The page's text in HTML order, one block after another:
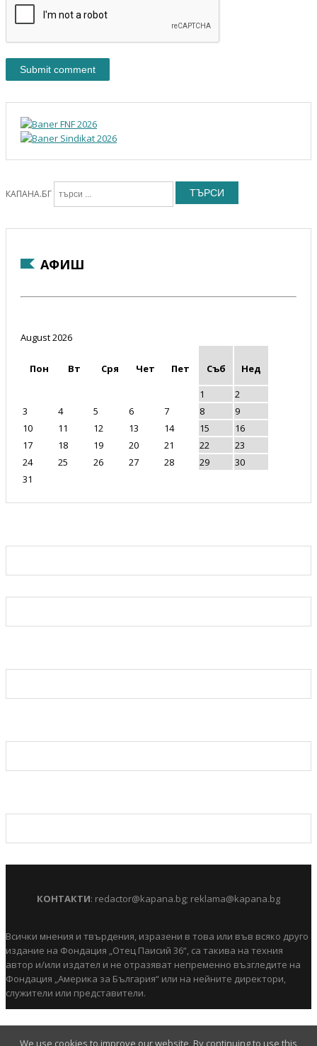
КАПАНА.БГ ТЪРСИ
АФИШ
August 2026
Пон Вт Сря Чет Пет Съб
Нед
1
2
3
4 5 6 7 8
9
10
11 12 13 14 15
16
17
18 19 20 21 22
23
24
25 26 27 28 29
30
31
КОНТАКТИ: redactor@kapana.bg; reklama@kapana.bg
Всички мнения и твърдения, изразени в това или във всяко друго
издание на Фондация „Отец Паисий 36“, са такива на техния
автор и/или издател и не отразяват непременно възгледите на
Фондация „Америка за България“ или на нейните директори,
служители или представители.
We use cookies to improve our website. By continuing to use this